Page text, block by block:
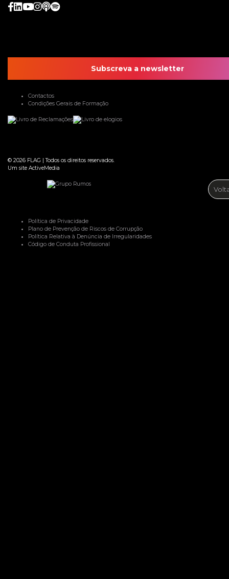
Subscreva a newsletter
Contactos
Condições Gerais de Formação
© 2026 FLAG |Todos os direitos reservados.
Um site ActiveMedia
Política de Privacidade
Plano de Prevenção de Riscos de Corrupção
Política Relativa à Denúncia de Irregularidades
Código de Conduta Profissional